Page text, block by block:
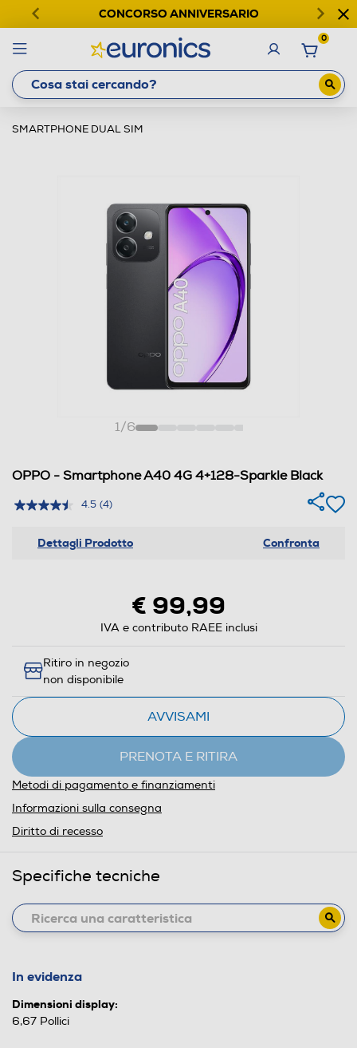
CONCORSO ANNIVERSARIO
0
SMARTPHONE DUAL SIM
1/6
OPPO - Smartphone A40 4G 4+128-Sparkle Black
4.5 (4)
Dettagli Prodotto Confronta
€ 99,99
IVA e contributo RAEE inclusi
Ritiro in negozio
non disponibile
AVVISAMI
PRENOTA E RITIRA
Metodi di pagamento e finanziamenti
Informazioni sulla consegna
Diritto di recesso
Specifiche tecniche
In evidenza
Dimensioni display:
6,67 Pollici